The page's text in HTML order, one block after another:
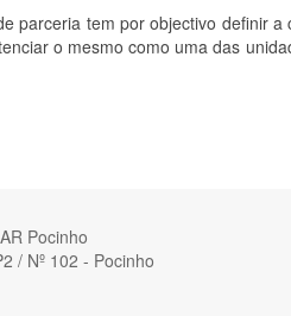
parceria tem por objectivo definir
o mesmo como uma das
Pocinho
/ Nº 102 - Pocinho